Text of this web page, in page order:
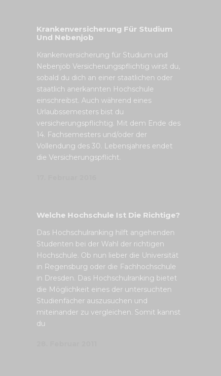
Krankenversicherung Für Studium
Und Nebenjob
Krankenversicherung für Studium und
Nebenjob Versicherungspflichtig wirst du,
sobald du dich an einer staatlichen oder
staatlich anerkannten Hochschule
einschreibst. Auch während eines
Urlaubssemesters bist du
versicherungspflichtig. Mit dem Ende des
14. Fachsemesters und/oder der
Vollendung des 30. Lebensjahres endet
die Versicherungspflicht.
Welche Hochschule Ist Die Richtige?
Das Hochschulranking hilft angehenden
Studenten bei der Wahl der richtigen
Hochschule. Ob nun lieber die Universität
in Regensburg oder die Fachhochschule
in Dresden. Das Hochschulranking bietet
die Möglichkeit eines der untersuchten
Studienfächer auszusuchen und
miteinander zu vergleichen. Somit kannst
du